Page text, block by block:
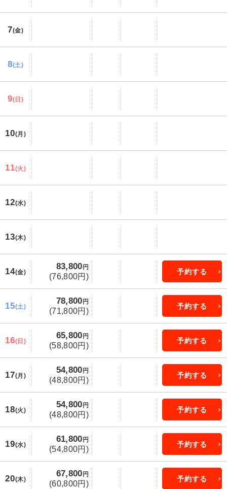
7(金)
8(土)
9(日)
10(月)
11(火)
12(水)
13(木)
14(金)
83,800 円
(76,800円)
予約する
15(土)
78,800 円
(71,800円)
予約する
16(日)
65,800 円
(58,800円)
予約する
17(月)
54,800 円
(48,800円)
予約する
18(火)
54,800 円
(48,800円)
予約する
19(水)
61,800 円
(54,800円)
予約する
20(木)
67,800 円
(60,800円)
予約する